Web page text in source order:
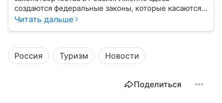
создаются федеральные законы, которые касаются
жизни каждого гражданина: от образования и
Читать дальше
Россия Туризм Новости
Поделиться